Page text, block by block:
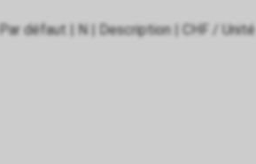
Par défaut | N | Description| CHF / Unité